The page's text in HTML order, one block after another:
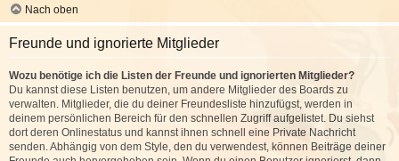
Nach oben
Freunde und ignorierte Mitglieder
Wozu benötige ich die Listen der Freunde und ignorierten Mitglieder?
Du kannst diese Listen benutzen, um andere Mitglieder des Boards zu
verwalten. Mitglieder, die du deiner Freundesliste hinzufügst, werden in
deinem persönlichen Bereich für den schnellen Zugriff aufgelistet. Du siehst
dort deren Onlinestatus und kannst ihnen schnell eine Private Nachricht
senden. Abhängig von dem Style, den du verwendest, können Beiträge deiner